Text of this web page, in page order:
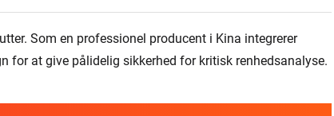
Som en professionel producent i Kina integrerer
for at give pålidelig sikkerhed for kritisk renhedsanalyse.